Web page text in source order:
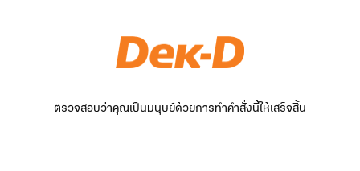
ตรวจสอบว่าคุณเป็นมนุษย์ด้วยการทำคำสั่งนี้ให้เสร็จสิ้น